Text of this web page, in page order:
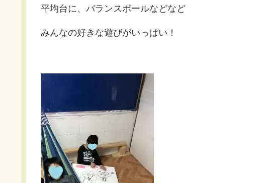
平均台に、バランスボールなどなど
みんなの好きな遊びがいっぱい！